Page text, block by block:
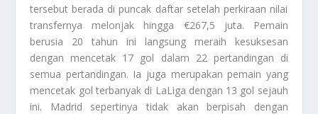
tersebut berada di puncak daftar setelah perkiraan nilai
transfernya melonjak hingga €267,5 juta. Pemain
berusia 20 tahun ini langsung meraih kesuksesan
dengan mencetak 17 gol dalam 22 pertandingan di
semua pertandingan. Ia juga merupakan pemain yang
mencetak gol terbanyak di LaLiga dengan 13 gol sejauh
ini. Madrid sepertinya tidak akan berpisah dengan